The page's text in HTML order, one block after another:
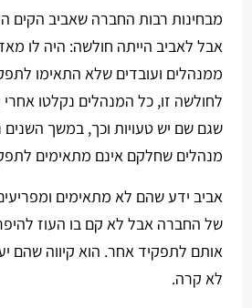
מבחינות רבות החברה שאביב הקים
אבל לאביב הייתה חולשה: היה לו
ממנהלים ועובדים שלא התאימו
לחולשה זו, כל המנהלים נקלטו אחרי
שגם שם יש טעויות וכך, במשך השנים
מנהלים שחלקם אינם מתאימים
אביב ידע שהם לא מתאימים
של החברה אבל לא קם בו העוז
אותם לתפקיד אחר. הוא קיווה שהם
לא קרה.